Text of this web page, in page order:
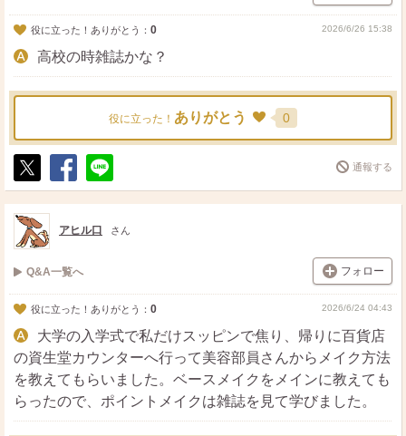
役に立った！ありがとう： 0 2026/6/26 15:38
高校の時雑誌かな？
役に立った！ ありがとう 0
ポ
ス
ト
シ
ェ
送
る
通報する
アヒル口 さん
Q&A一覧へ フォロー
役に立った！ありがとう： 0 2026/6/24 04:43
大学の入学式で私だけスッピンで焦り、帰りに百貨店
の資生堂カウンターへ行って美容部員さんからメイク方法
を教えてもらいました。ベースメイクをメインに教えても
らったので、ポイントメイクは雑誌を見て学びました。